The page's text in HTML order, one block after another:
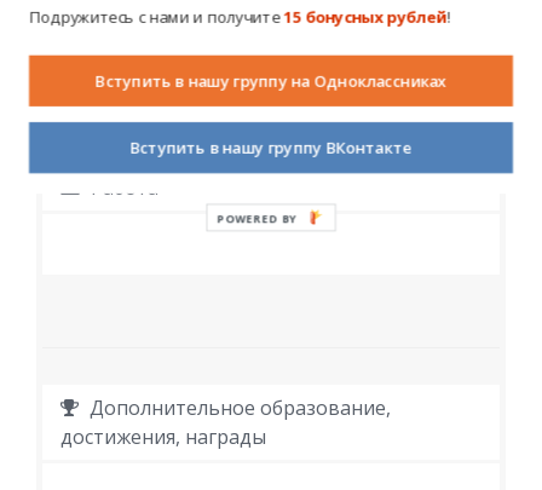
Работа
Дополнительное образование,
достижения, награды
Подружитесь с нами и получите15 бонусных рублей!
Вступить в нашу группу на Одноклассниках
Вступить в нашу группу ВКонтакте
POWERED BY